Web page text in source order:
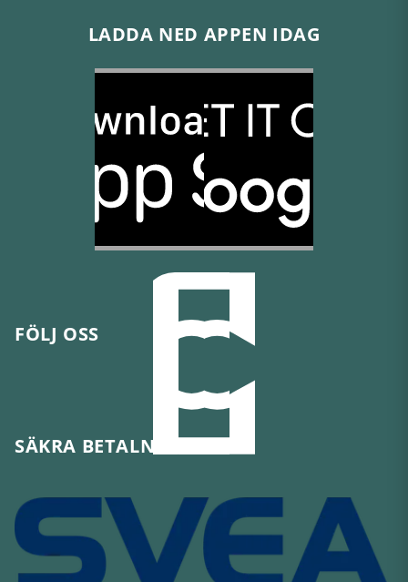
LADDA NED APPEN IDAG
FÖLJ OSS
SÄKRA BETALNINGAR